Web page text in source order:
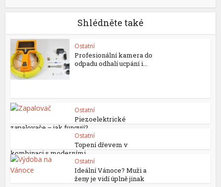
Shlédněte také
Ostatní
Profesionální kamera do
odpadu odhalí ucpání i...
Ostatní
Piezoelektrické
zapalovače – jak fungují?
Ostatní
Topení dřevem v
kombinaci s moderními...
Ostatní
Ideální Vánoce? Muži a
ženy je vidí úplně jinak